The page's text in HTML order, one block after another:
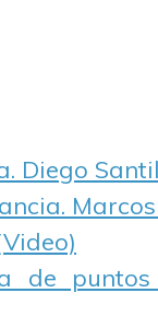
Diego
de